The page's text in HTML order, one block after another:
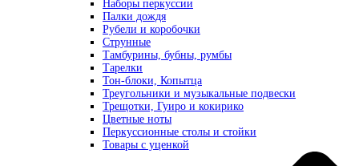
Наборы перкуссии
Палки дождя
Рубели и коробочки
Струнные
Тамбурины, бубны, румбы
Тарелки
Тон-блоки, Копытца
Треугольники и музыкальные подвески
Трещотки, Гуиро и кокирико
Цветные ноты
Перкуссионные столы и стойки
Товары с уценкой